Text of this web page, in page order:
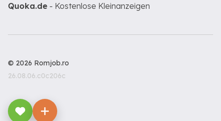
Quoka.de - Kostenlose Kleinanzeigen
© 2026 Romjob.ro
26.08.06.c0c206c